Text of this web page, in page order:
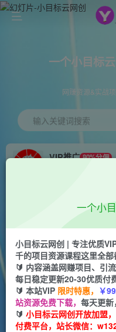
一个小目标
网赚资源&实战
输入关键词搜索
VIP推广 80%分佣
会员专属
（7027期）月入过
简单粗暴有手就会
一个小目标云网创
2年前发布
付费阅读
一个小
小目标云网创 | 专注优质
千的项目资源课程这里全部
🔰 内容涵盖网赚项目、引
每日稳定更新20-30优质付
🔰 本站VIP 限时特惠， ￥
站资源免费下载， 每天更新
🔰 小目标云网创开放加盟
付费平台，站长微信：